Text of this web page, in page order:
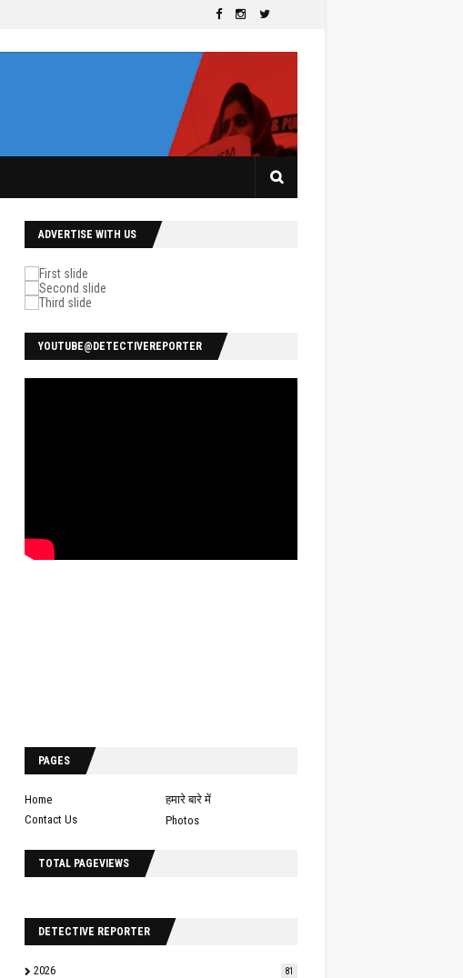
ADVERTISE WITH US
YOUTUBE@DETECTIVEREPORTER
PAGES
Home
हमारे बारे में
Contact Us
Photos
TOTAL PAGEVIEWS
DETECTIVE REPORTER
2026 81